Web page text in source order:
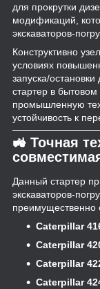
для прокрутки
модификаций,
экскаваторов-
Конструктивно
условиях
запуска/
стартер в
промышленную
устойчивость к
🚜 Точная
Данный стартер
экскаваторов-
преимущественно
Caterpillar
Caterpillar
Caterpillar
Caterpillar